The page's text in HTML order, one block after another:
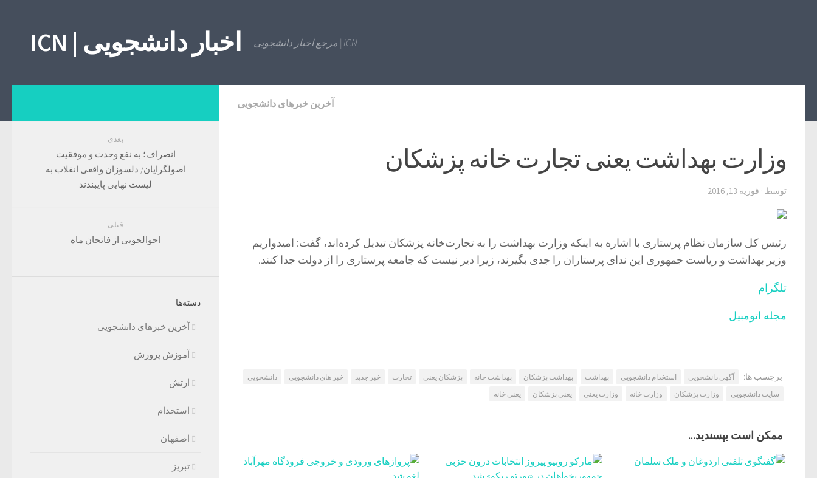
اخبار دانشجویی | ICN ICN | مرجع اخبار دانشجویی
آخرین خبرهای دانشجویی
وزارت‌ بهداشت یعنی تجارت خانه پزشکان
توسط · فوریه 13, 2016
رئیس کل سازمان نظام پرستاری با اشاره به اینکه وزارت بهداشت را به تجارت‌خانه پزشکان تبدیل کرده‌اند، گفت: امیدواریم
وزیر بهداشت و ریاست جمهوری این ندای پرستاران را جدی بگیرند، زیرا دیر نیست که جامعه پرستاری را از دولت جدا کنند.
تلگرام
مجله اتومبیل
برچسب ها: آگهی دانشجویی استخدام دانشجویی بهداشت بهداشت پزشکان بهداشت خانه پزشکان یعنی تجارت خبر جدید خبر های دانشجویی
دانشجویی
سایت دانشجویی
وزارت‌ پزشکان وزارت‌ خانه وزارت‌ یعنی یعنی پزشکان یعنی خانه
ممکن است بپسندید...
بعدی
انصراف؛ به نفع وحدت و موفقیت
اصولگرایان/ دلسوزان واقعی انقلاب به
لیست نهایی پایبندند
قبلی
احوالجویی از فاتحان ماه
دسته‌ها
آخرین خبرهای دانشجویی
آموزش پرورش
ارتش
استخدام
اصفهان
تبریز